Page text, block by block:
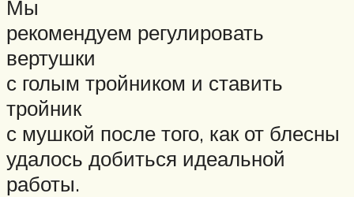
Мы
рекомендуем регулировать
вертушки
с голым тройником и ставить
тройник
с мушкой после того, как от блесны
удалось добиться идеальной
работы.